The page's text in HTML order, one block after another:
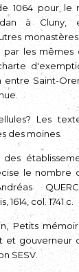
1064 pour le
à
par les
entre Saint-
Les
des moines.
le nombre
1614, col. 1741 c.
Petits
et gouverneur
SESV.